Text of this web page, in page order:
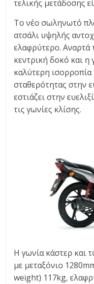
τελικής μετάδοσης
Το νέο σωληνωτό
ατσάλι υψηλής
ελαφρύτερο. Αναρτά
κεντρική δοκό και
καλύτερη ισορροπία
σταθερότητας στην
εστιάζει στην
τις γωνίες κλίσης.
Η γωνία κάστερ και
με μεταξόνιο
weight) 117kg,